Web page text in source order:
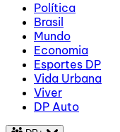
Política
Brasil
Mundo
Economia
Esportes DP
Vida Urbana
Viver
DP Auto